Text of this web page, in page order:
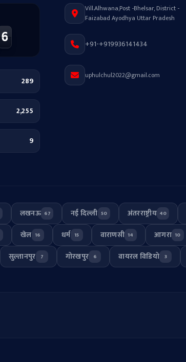
6
289
2,255
9
Vill.Alhwana,Post -Bhelsar, District -
Faizabad Ayodhya Uttar Pradesh
+91-+919936141434
uphulchul2022@gmail.com
लखनऊ 67 नई दिल्ली 50 अंतरराष्ट्रीय 40
खेल 16 धर्म 15 वाराणसी 14 आगरा 10
सुल्तानपुर 7 गोरखपुर 6 वायरल विडियो 3